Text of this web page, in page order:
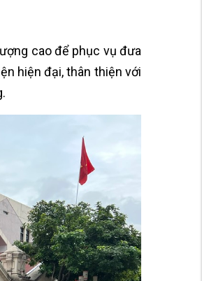
cao để phục vụ đưa
hiện đại, thân thiện với